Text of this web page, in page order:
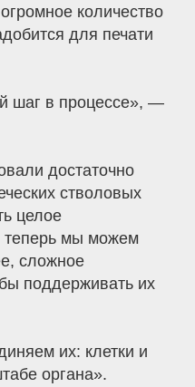
количество
для печати
шаг в процессе», —
достаточно
стволовых
целое
теперь мы можем
сложное
поддерживать их
их: клетки и
органа».